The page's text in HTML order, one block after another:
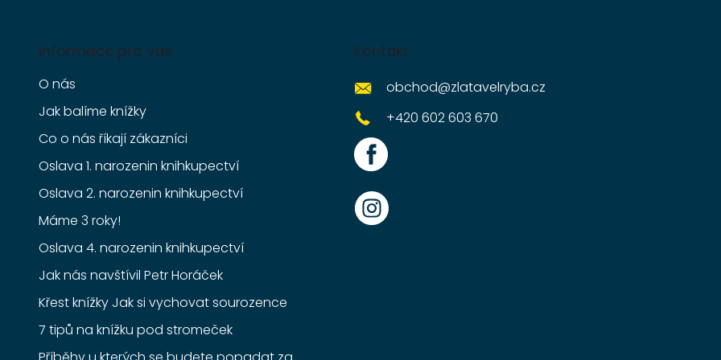
Informace pro vás
O nás
Jak balíme knížky
Co o nás říkají zákazníci
Oslava 1. narozenin knihkupectví
Oslava 2. narozenin knihkupectví
Máme 3 roky!
Oslava 4. narozenin knihkupectví
Jak nás navštívil Petr Horáček
Křest knížky Jak si vychovat sourozence
7 tipů na knížku pod stromeček
Kontakt
obchod@zlatavelryba.cz
+420 602 603 670